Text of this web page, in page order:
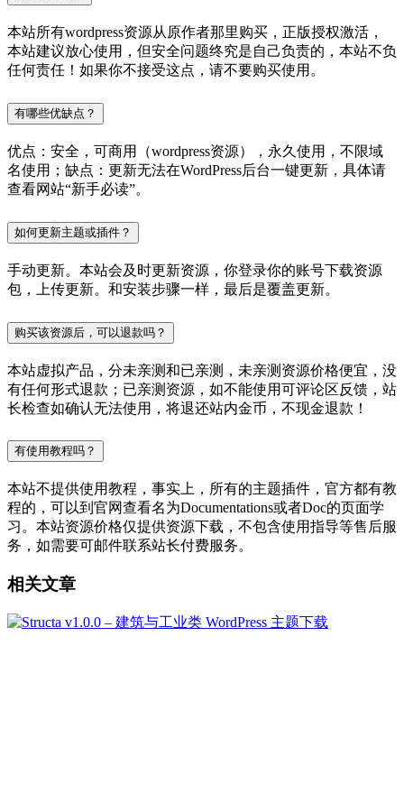
本站所有wordpress资源从原作者那里购买，正版授权激活，
本站建议放心使用，但安全问题终究是自己负责的，本站不负
任何责任！如果你不接受这点，请不要购买使用。
有哪些优缺点？
优点：安全，可商用（wordpress资源），永久使用，不限域
名使用；缺点：更新无法在WordPress后台一键更新，具体请
查看网站“新手必读”。
如何更新主题或插件？
手动更新。本站会及时更新资源，你登录你的账号下载资源
包，上传更新。和安装步骤一样，最后是覆盖更新。
购买该资源后，可以退款吗？
本站虚拟产品，分未亲测和已亲测，未亲测资源价格便宜，没
有任何形式退款；已亲测资源，如不能使用可评论区反馈，站
长检查如确认无法使用，将退还站内金币，不现金退款！
有使用教程吗？
本站不提供使用教程，事实上，所有的主题插件，官方都有教
程的，可以到官网查看名为Documentations或者Doc的页面学
习。本站资源价格仅提供资源下载，不包含使用指导等售后服
务，如需要可邮件联系站长付费服务。
相关文章